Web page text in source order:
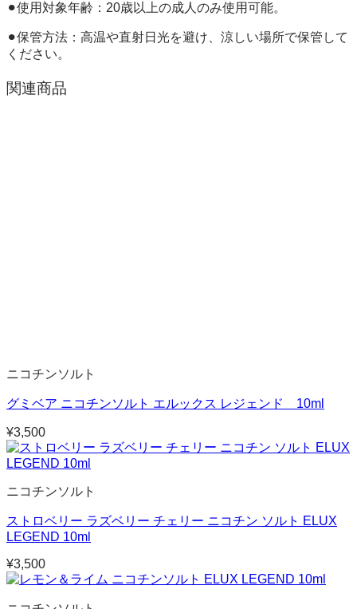
⚫︎使用対象年齢：20歳以上の成人のみ使用可能。
⚫︎保管方法：高温や直射日光を避け、涼しい場所で保管して
ください。
関連商品
ニコチンソルト
グミベア ニコチンソルト エルックス レジェンド 10ml
¥3,500
ニコチンソルト
ストロベリー ラズベリー チェリー ニコチン ソルト ELUX
LEGEND 10ml
¥3,500